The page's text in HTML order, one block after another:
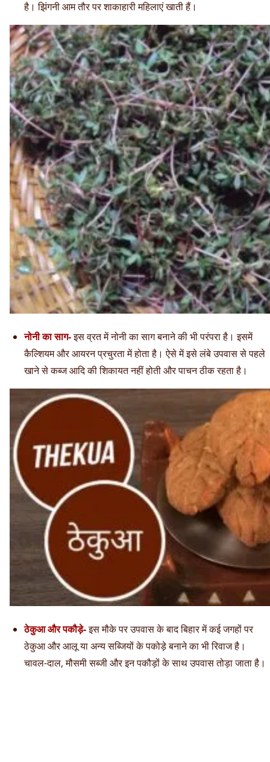
है। झिंगनी आम तौर पर शाकाहारी महिलाएं खाती हैं।
नोनी का साग-इस व्रत में नोनी का साग बनाने की भी परंपरा है। इसमें
कैल्शियम और आयरन प्रचुरता में होता है। ऐसे में इसे लंबे उपवास से पहले
खाने से कब्ज आदि की शिकायत नहीं होती और पाचन ठीक रहता है।
ठेकुआ और पकौड़े-इस मौके पर उपवास के बाद बिहार में कई जगहों पर
ठेकुआ और आलू या अन्य सब्जियों के पकोड़े बनाने का भी रिवाज है।
चावल-दाल, मौसमी सब्जी और इन पकौड़ों के साथ उपवास तोड़ा जाता है।